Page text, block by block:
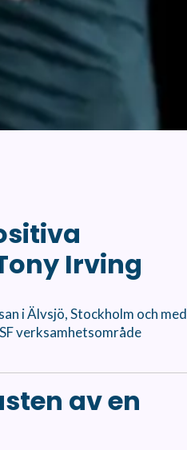
Irving
i Älvsjö, Stockholm och med
verksamhetsområde
av en